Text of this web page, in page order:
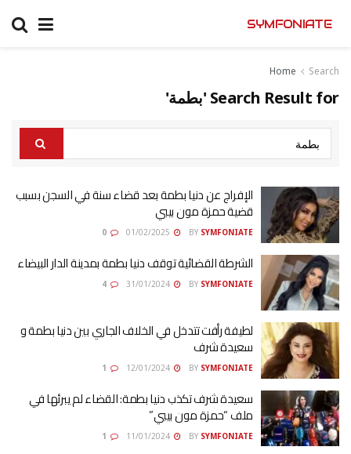
SYMFONIATE
Home Search
Search Result for 'بطمة'
الإفراج عن دنيا بطمة بعد قضاء سنة في السجن بسبب
قضية حمزة مون بيبي
BY SYMFONIATE
الشرطة القضائية توقف دنيا بطمة بمدينة الدار البيضاء
BY SYMFONIATE
لطيفة رأفت تتدخل في الخلاف الجاري بين دنيا بطمة و
سعيدة شرف
BY SYMFONIATE
سعيدة شرف تكذب دنيا بطمة: القضاء لم يبرئها في
ملف “حمزة مون بيبي”
BY SYMFONIATE